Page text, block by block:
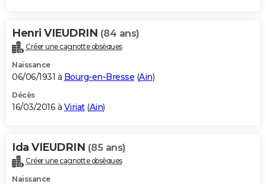
Henri VIEUDRIN (84 ans)
Créer une cagnotte obsèques
Naissance
06/06/1931 à Bourg-en-Bresse (Ain)
Décès
16/03/2016 à Viriat(Ain)
Ida VIEUDRIN (85 ans)
Créer une cagnotte obsèques
Naissance